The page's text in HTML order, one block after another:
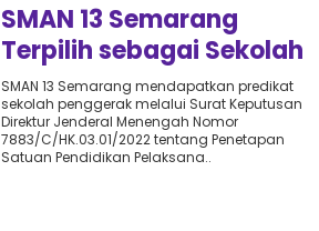
SMAN 13 Semarang
Terpilih sebagai Sekolah
Penggerak Angkatan 3
SMAN 13 Semarang mendapatkan predikat
sekolah penggerak melalui Surat Keputusan
Direktur Jenderal Menengah Nomor
7883/C/HK.03.01/2022 tentang Penetapan
Satuan Pendidikan Pelaksana..